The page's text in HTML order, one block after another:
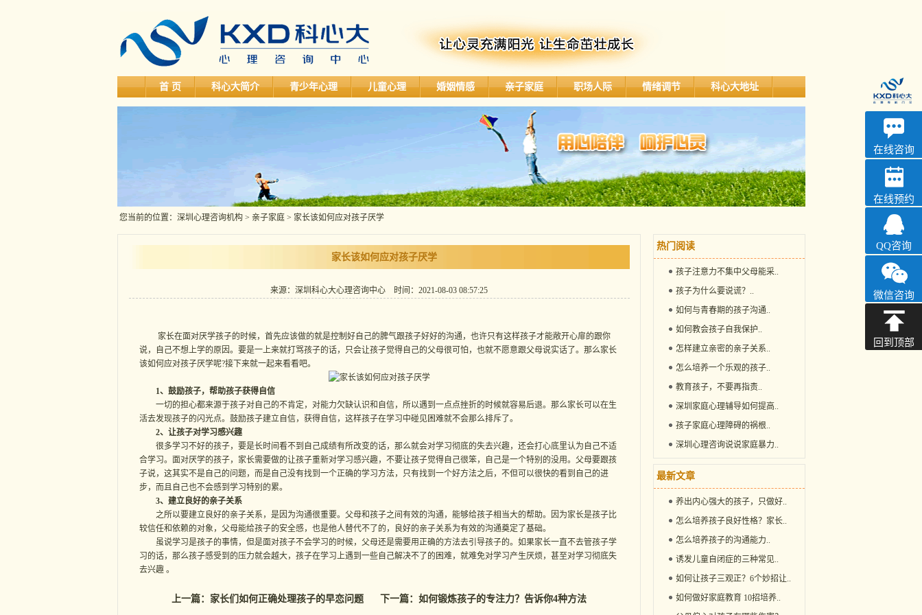
首 页 科心大简介 青少年心理 儿童心理 婚姻情感 亲子家庭 职场人际 情绪调节 科心大地址
您当前的位置： 深圳心理咨询机构> 亲子家庭> 家长该如何应对孩子厌学
家长该如何应对孩子厌学
来源：深圳科心大心理咨询中心 时间：2021-08-03 08:57:25
家长在面对厌学孩子的时候，首先应该做的就是控制好自己的脾气跟孩子好好的沟通，也许只有这样孩子才能敞开心扉的跟你
说，自己不想上学的原因。要是一上来就打骂孩子的话，只会让孩子觉得自己的父母很可怕，也就不愿意跟父母说实话了。那么家长
该如何应对孩子厌学呢?接下来就一起来看看吧。
1、鼓励孩子，帮助孩子获得自信
一切的担心都来源于孩子对自己的不肯定，对能力欠缺认识和自信，所以遇到一点点挫折的时候就容易后退。那么家长可以在生
活去发现孩子的闪光点。鼓励孩子建立自信，获得自信，这样孩子在学习中碰见困难就不会那么排斥了。
2、让孩子对学习感兴趣
很多学习不好的孩子，要是长时间看不到自己成绩有所改变的话，那么就会对学习彻底的失去兴趣，还会打心底里认为自己不适
合学习。面对厌学的孩子，家长需要做的让孩子重新对学习感兴趣，不要让孩子觉得自己很笨，自己是一个特别的没用。父母要跟孩
子说，这其实不是自己的问题，而是自己没有找到一个正确的学习方法，只有找到一个好方法之后，不但可以很快的看到自己的进
步，而且自己也不会感到学习特别的累。
3、建立良好的亲子关系
之所以要建立良好的亲子关系，是因为沟通很重要。父母和孩子之间有效的沟通，能够给孩子相当大的帮助。因为家长是孩子比
较信任和依赖的对象，父母能给孩子的安全感，也是他人替代不了的，良好的亲子关系为有效的沟通奠定了基础。
虽说学习是孩子的事情，但是面对孩子不会学习的时候，父母还是需要用正确的方法去引导孩子的。如果家长一直不去管孩子学
习的话，那么孩子感受到的压力就会越大，孩子在学习上遇到一些自己解决不了的困难，就难免对学习产生厌烦，甚至对学习彻底失
去兴趣 。
上一篇： 家长们如何正确处理孩子的早恋问题 下一篇： 如何锻炼孩子的专注力？告诉你4种方法
热门阅读
孩子注意力不集中父母能采..
孩子为什么要说谎？ ..
如何与青春期的孩子沟通..
如何教会孩子自我保护..
怎样建立亲密的亲子关系..
怎么培养一个乐观的孩子..
教育孩子，不要再指责..
深圳家庭心理辅导如何提高..
孩子家庭心理障碍的祸根..
深圳心理咨询说说家庭暴力..
最新文章
养出内心强大的孩子，只做好..
怎么培养孩子良好性格？家长..
怎么培养孩子的沟通能力..
诱发儿童自闭症的三种常见..
如何让孩子三观正？6个妙招让..
如何做好家庭教育 10招培养..
深科
心理咨询
在线咨询
在线预约
QQ咨询
微信咨询
回到顶部